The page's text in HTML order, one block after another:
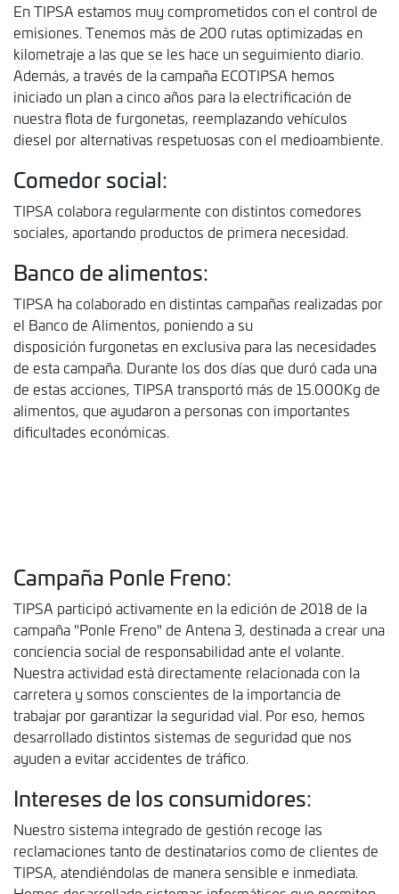
En TIPSA estamos muy comprometidos con el control de
emisiones. Tenemos más de 200 rutas optimizadas en
kilometraje a las que se les hace un seguimiento diario.
Además, a través de la campaña ECOTIPSA hemos
iniciado un plan a cinco años para la electrificación de
nuestra flota de furgonetas, reemplazando vehículos
diesel por alternativas respetuosas con el medioambiente.
Comedor social:
TIPSA colabora regularmente con distintos comedores
sociales, aportando productos de primera necesidad.
Banco de alimentos:
TIPSA ha colaborado en distintas campañas realizadas por
el Banco de Alimentos, poniendo a su
disposición furgonetas en exclusiva para las necesidades
de esta campaña. Durante los dos días que duró cada una
de estas acciones, TIPSA transportó más de 15.000Kg de
alimentos, que ayudaron a personas con importantes
dificultades económicas.
Campaña Ponle Freno:
TIPSA participó activamente en la edición de 2018 de la
campaña "Ponle Freno" de Antena 3, destinada a crear una
conciencia social de responsabilidad ante el volante.
Nuestra actividad está directamente relacionada con la
carretera y somos conscientes de la importancia de
trabajar por garantizar la seguridad vial. Por eso, hemos
desarrollado distintos sistemas de seguridad que nos
ayuden a evitar accidentes de tráfico.
Intereses de los consumidores:
Nuestro sistema integrado de gestión recoge las
reclamaciones tanto de destinatarios como de clientes de
TIPSA, atendiéndolas de manera sensible e inmediata.